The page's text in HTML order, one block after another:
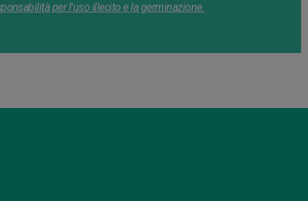
per l'uso illecito e la germinazione.